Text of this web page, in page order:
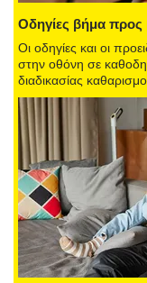
Οδηγίες βήμα προς
Οι οδηγίες και οι
στην οθόνη σε
διαδικασίας